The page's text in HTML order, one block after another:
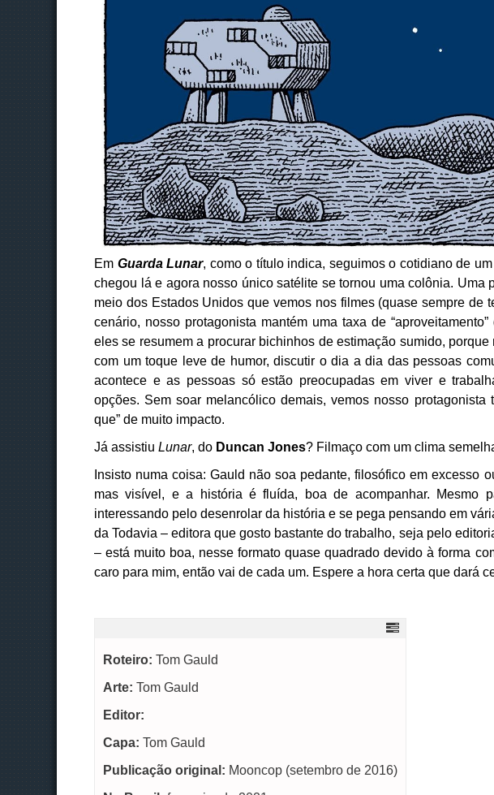
Em Guarda Lunar, como o título indica, seguimos o cotidiano de
chegou lá e agora nosso único satélite se tornou uma colônia.
meio dos Estados Unidos que vemos nos filmes (quase sempre de
cenário, nosso protagonista mantém uma taxa de
eles se resumem a procurar bichinhos de estimação sumido,
com um toque leve de humor, discutir o dia a dia das pessoas
acontece e as pessoas só estão preocupadas em viver e
opções. Sem soar melancólico demais, vemos nosso protagonista
que” de muito impacto.
Já assistiu Lunar, do Duncan Jones? Filmaço com um clima
Insisto numa coisa: Gauld não soa pedante, filosófico em excesso
mas visível, e a história é fluída, boa de acompanhar. Mesmo
interessando pelo desenrolar da história e se pega pensando em
da Todavia – editora que gosto bastante do trabalho, seja pelo
– está muito boa, nesse formato quase quadrado devido à forma
caro para mim, então vai de cada um. Espere a hora certa que dará
Roteiro: Tom Gauld
Arte: Tom Gauld
Editor:
Capa: Tom Gauld
Publicação original: Mooncop (setembro de 2016)